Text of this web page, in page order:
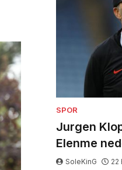
SPOR
Jurgen
Elenme
SoleKinG 22